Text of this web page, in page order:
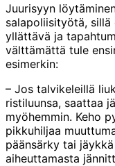
Juurisyyn
salapoliisityötä,
yllättävä ja
välttämättä tule
esimerkin:
– Jos talvikeleillä
ristiluunsa, saattaa
myöhemmin. Keho
pikkuhiljaa
päänsärky tai
aiheuttamasta